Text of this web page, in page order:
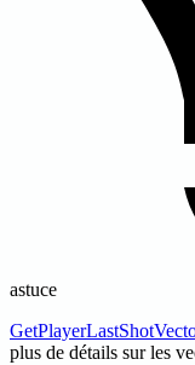
astuce
plus de détails sur les